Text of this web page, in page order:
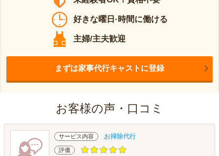
好きな曜日·時間に働ける
主婦/主夫歓迎
まずは家事代行キャストに登録
お客様の声・口コミ
サービス内容 お掃除代行
評価